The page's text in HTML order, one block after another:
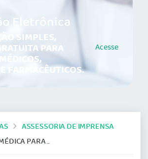
Eletrônica
SIMPLES,
PARA
FARMACÊUTICOS.
Acesse
ASSESSORIA DE IMPRENSA
CIRURGIA E GINECOLOGIA É AMPLIADA